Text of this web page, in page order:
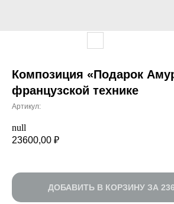
Композиция «Подарок
французской технике
Артикул:
null
23600,00 ₽
ДОБАВИТЬ В КОРЗИНУ ЗА